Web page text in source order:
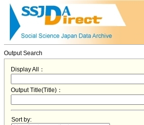
Output Search
Display All：
Output Title(Title)：
Sort by: